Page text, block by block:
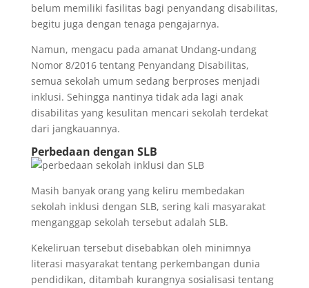
belum memiliki fasilitas bagi penyandang disabilitas,
begitu juga dengan tenaga pengajarnya.
Namun, mengacu pada amanat Undang-undang
Nomor 8/2016 tentang Penyandang Disabilitas,
semua sekolah umum sedang berproses menjadi
inklusi. Sehingga nantinya tidak ada lagi anak
disabilitas yang kesulitan mencari sekolah terdekat
dari jangkauannya.
Perbedaan dengan SLB
Masih banyak orang yang keliru membedakan
sekolah inklusi dengan SLB, sering kali masyarakat
menganggap sekolah tersebut adalah SLB.
Kekeliruan tersebut disebabkan oleh minimnya
literasi masyarakat tentang perkembangan dunia
pendidikan, ditambah kurangnya sosialisasi tentang